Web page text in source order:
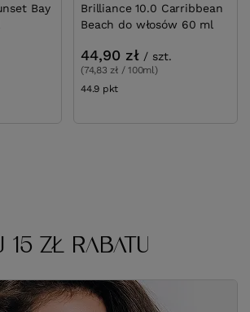
Bay
Brilliance 10.0 Carribbean
Beach do włosów 60 ml
44,90 zł / szt.
(74,83 zł / 100ml)
44.9 pkt
15 ZŁ RABATU